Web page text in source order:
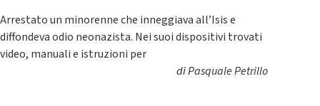
Arrestato un minorenne che inneggiava all’Isis e
diffondeva odio neonazista. Nei suoi dispositivi trovati
video, manuali e istruzioni per
diPasquale Petrillo